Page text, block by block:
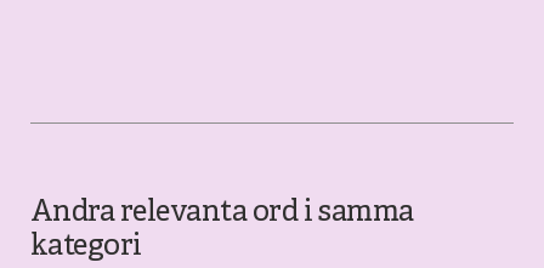
Andra relevanta ord i samma
kategori